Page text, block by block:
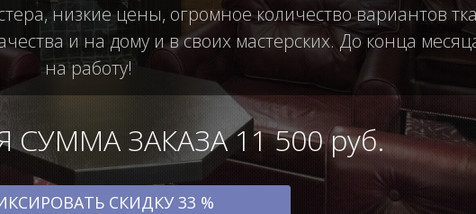
низкие цены, огромное количество вариантов
и на дому и в своих мастерских. До конца
на работу!
ЗАКАЗА 11 500 руб.
СКИДКУ 33 %